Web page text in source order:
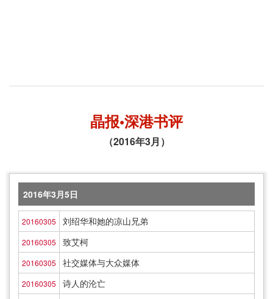
晶报•深港书评
（2016年3月）
2016年3月5日
20160305 刘绍华和她的凉山兄弟
20160305 致艾柯
20160305 社交媒体与大众媒体
20160305 诗人的沦亡